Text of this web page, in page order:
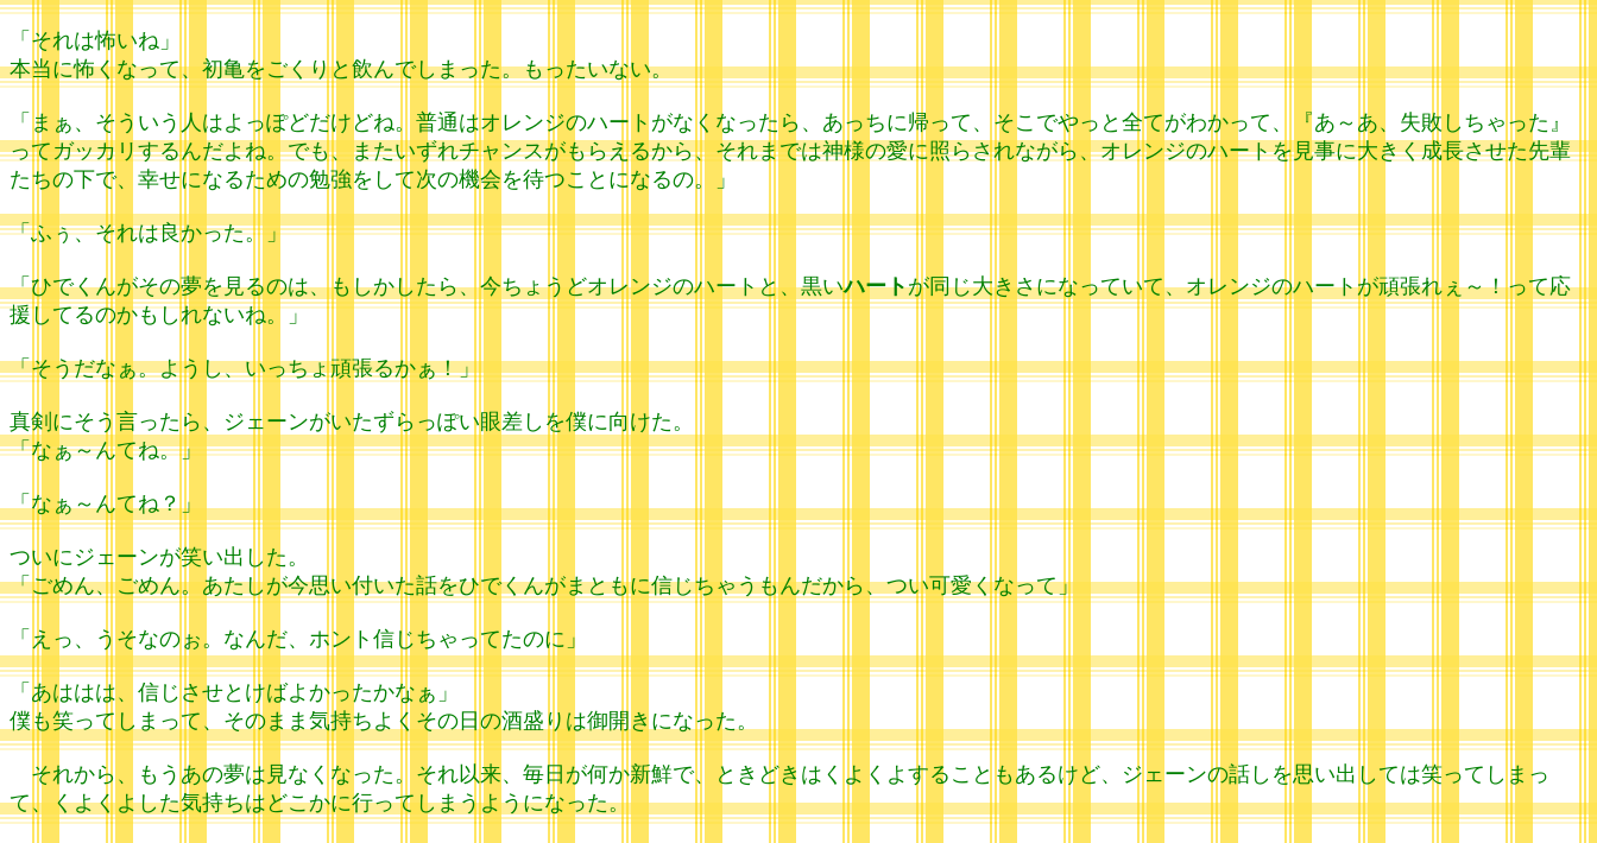
「それは怖いね」
本当に怖くなって、初亀をごくりと飲んでしまった。もったいない。
「まぁ、そういう人はよっぽどだけどね。普通はオレンジのハートがなくなったら、あっちに帰って、そこでやっと全てがわかって、『あ～あ、失敗しちゃった』
ってガッカリするんだよね。でも、またいずれチャンスがもらえるから、それまでは神様の愛に照らされながら、オレンジのハートを見事に大きく成長させた先輩
たちの下で、幸せになるための勉強をして次の機会を待つことになるの。」
「ふぅ、それは良かった。」
「ひでくんがその夢を見るのは、もしかしたら、今ちょうどオレンジのハートと、黒いハートが同じ大きさになっていて、オレンジのハートが頑張れぇ～！って応
援してるのかもしれないね。」
「そうだなぁ。ようし、いっちょ頑張るかぁ！」
真剣にそう言ったら、ジェーンがいたずらっぽい眼差しを僕に向けた。
「なぁ～んてね。」
「なぁ～んてね？」
ついにジェーンが笑い出した。
「ごめん、ごめん。あたしが今思い付いた話をひでくんがまともに信じちゃうもんだから、つい可愛くなって」
「えっ、うそなのぉ。なんだ、ホント信じちゃってたのに」
「あははは、信じさせとけばよかったかなぁ」
僕も笑ってしまって、そのまま気持ちよくその日の酒盛りは御開きになった。
それから、もうあの夢は見なくなった。それ以来、毎日が何か新鮮で、ときどきはくよくよすることもあるけど、ジェーンの話しを思い出しては笑ってしまっ
て、くよくよした気持ちはどこかに行ってしまうようになった。